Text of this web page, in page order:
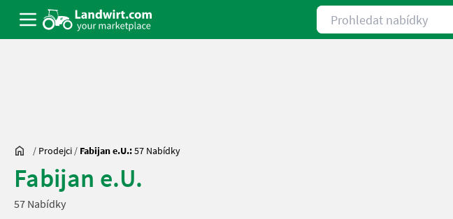
Prohledat nabídky
/ Prodejci / Fabijan e.U.:57 Nabídky
Fabijan e.U.
57 Nabídky